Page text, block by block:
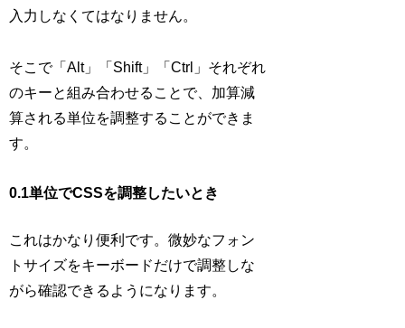
入力しなくてはなりません。
そこで「Alt」「Shift」「Ctrl」それぞれ
のキーと組み合わせることで、加算減
算される単位を調整することができま
す。
0.1単位でCSSを調整したいとき
これはかなり便利です。微妙なフォン
トサイズをキーボードだけで調整しな
がら確認できるようになります。